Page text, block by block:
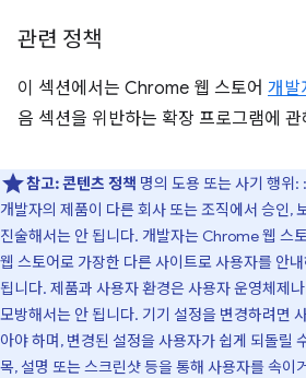
관련 정책
이 섹션에서는 Chrome 웹 스토어 개발
음 섹션을 위반하는 확장 프로그램에
참고:콘텐츠 정책 명의 도용 또는 사기 행위
개발자의 제품이 다른 회사 또는 조직에서 승인,
진술해서는 안 됩니다. 개발자는 Chrome 웹 스
웹 스토어로 가장한 다른 사이트로 사용자를 안
됩니다. 제품과 사용자 환경은 사용자 운영체제
모방해서는 안 됩니다. 기기 설정을 변경하려면
아야 하며, 변경된 설정을 사용자가 쉽게 되돌릴
목, 설명 또는 스크린샷 등을 통해 사용자를 속이